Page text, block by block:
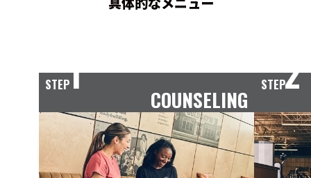
STEP1
COUNSELING
STEP2